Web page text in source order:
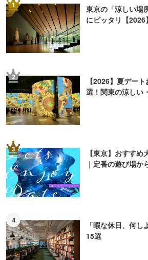
1
東京の「涼しい場
にピッタリ【2026】
2
【2026】夏デー
選！関東の涼しい
3
【東京】おすす
｜定番の遊び場か
4
「暇な休日、何
15選